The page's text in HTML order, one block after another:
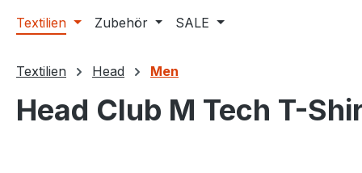
Textilien
Zubehör SALE
Textilien Head Men
Head Club M Tech T-